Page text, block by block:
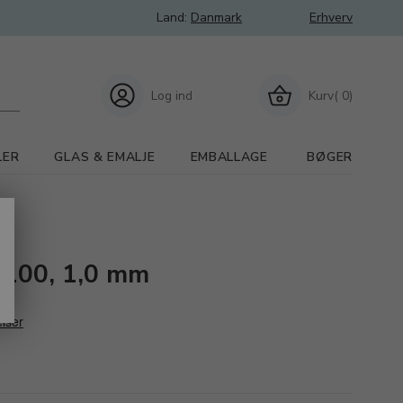
Land: Danmark Erhverv
Kurv( 0)
Log ind
GLAS & EMALJE EMBALLAGE BØGER
1,0 mm